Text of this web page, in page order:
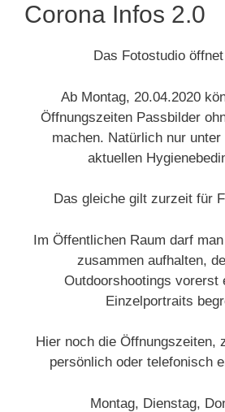
Corona Infos 2.0
Das Fotostudio
Ab Montag, 20.04.2020
Öffnungszeiten Passbilder
machen. Natürlich nur
aktuellen
Das gleiche gilt zurzeit für
Im Öffentlichen Raum darf
zusammen aufhalten,
Outdoorshootings vorerst
Einzelportraits
Hier noch die Öffnungszeiten,
persönlich oder telefonisch
Montag, Dienstag,